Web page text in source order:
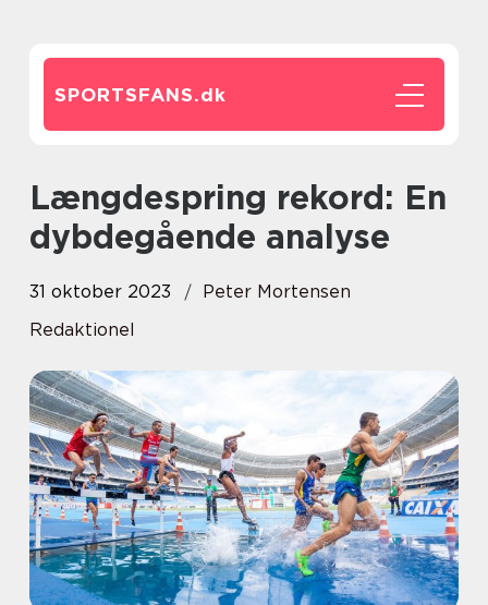
SPORTSFANS.dk
Længdespring rekord: En
dybdegående analyse
31 oktober 2023
Peter Mortensen
Redaktionel